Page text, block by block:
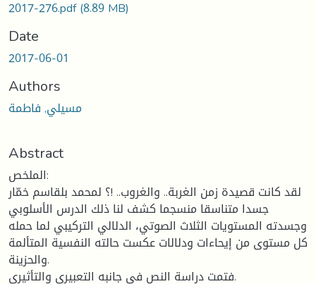
2017-276.pdf(8.89 MB)
Date
2017-06-01
Authors
مسيلي, فاطمة
Abstract
الملخص:
لقد كانت قصيدة زمن الغربة.. والغروب.. !؟ لمحمد بلقاسم خمّار
جسدا متناسقا منسجما كشف لنا ذلك الدرس الأسلوبي
وجسدته المستويات الثلاث الصوتي، الدلالي التركيبي لما حمله
كل مستوى من إيحاءات ودلالات عكست حالته النفسية المتألمة
والحزينة.
فتمت دراسة النص في جانبه التعبيري والتأثيري.